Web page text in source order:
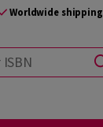
Worldwide shipping